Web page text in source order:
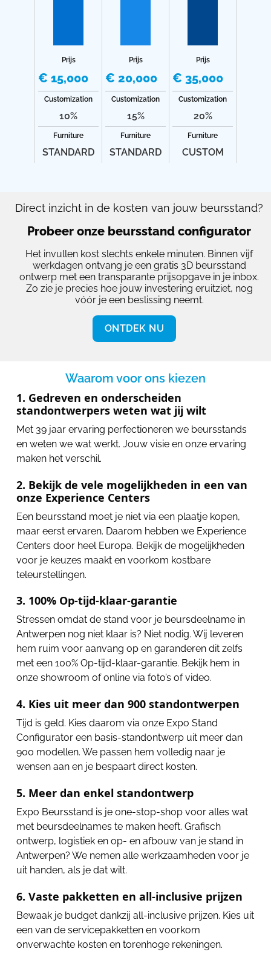
Prijs
€ 15,000
Customization
10%
Furniture
STANDARD
Prijs
€ 20,000
Customization
15%
Furniture
STANDARD
Prijs
€ 35,000
Customization
20%
Furniture
CUSTOM
Direct inzicht in de kosten van jouw beursstand?
Probeer onze beursstand configurator
Het invullen kost slechts enkele minuten. Binnen vijf
werkdagen ontvang je een gratis 3D beursstand
ontwerp met een transparante prijsopgave in je inbox.
Zo zie je precies hoe jouw investering eruitziet, nog
vóór je een beslissing neemt.
ONTDEK NU
Waarom voor ons kiezen
1. Gedreven en onderscheiden
standontwerpers weten wat jij wilt
Met 39 jaar ervaring perfectioneren we beursstands
en weten we wat werkt. Jouw visie en onze ervaring
maken het verschil.
2. Bekijk de vele mogelijkheden in een van
onze Experience Centers
Een beursstand moet je niet via een plaatje kopen,
maar eerst ervaren. Daarom hebben we Experience
Centers door heel Europa. Bekijk de mogelijkheden
voor je keuzes maakt en voorkom kostbare
teleurstellingen.
3. 100% Op-tijd-klaar-garantie
Stressen omdat de stand voor je beursdeelname in
Antwerpen nog niet klaar is? Niet nodig. Wij leveren
hem ruim voor aanvang op en garanderen dit zelfs
met een 100% Op-tijd-klaar-garantie. Bekijk hem in
onze showroom of online via foto’s of video.
4. Kies uit meer dan 900 standontwerpen
Tijd is geld. Kies daarom via onze Expo Stand
Configurator een basis-standontwerp uit meer dan
900 modellen. We passen hem volledig naar je
wensen aan en je bespaart direct kosten.
5. Meer dan enkel standontwerp
Expo Beursstand is je one-stop-shop voor alles wat
met beursdeelnames te maken heeft. Grafisch
ontwerp, logistiek en op- en afbouw van je stand in
Antwerpen? We nemen alle werkzaamheden voor je
uit handen, als je dat wilt.
6. Vaste pakketten en all-inclusive prijzen
Bewaak je budget dankzij all-inclusive prijzen. Kies uit
een van de servicepakketten en voorkom
onverwachte kosten en torenhoge rekeningen.